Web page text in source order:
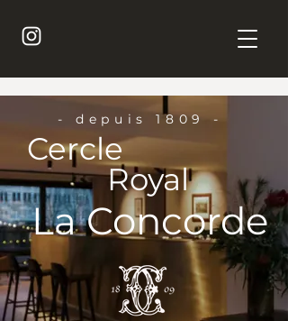
- depuis 1809 -
Cercle
Royal
La Concorde